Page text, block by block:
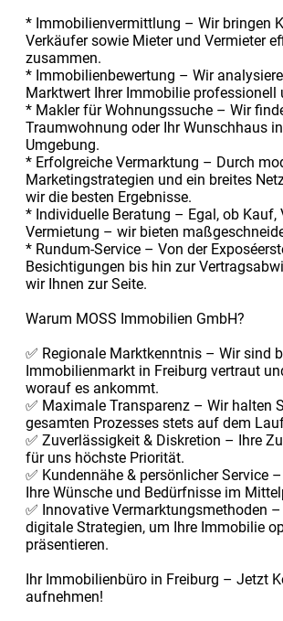
* Immobilienvermittlung – Wir bringen
Verkäufer sowie Mieter und Vermieter
zusammen.
* Immobilienbewertung – Wir
Marktwert Ihrer Immobilie professionell
* Makler für Wohnungssuche – Wir
Traumwohnung oder Ihr Wunschhaus
Umgebung.
* Erfolgreiche Vermarktung – Durch
Marketingstrategien und ein breites
wir die besten Ergebnisse.
* Individuelle Beratung – Egal, ob Kauf,
Vermietung – wir bieten
* Rundum-Service – Von der
Besichtigungen bis hin zur
wir Ihnen zur Seite.
Warum MOSS Immobilien GmbH?
✅ Regionale Marktkenntnis – Wir sind
Immobilienmarkt in Freiburg vertraut
worauf es ankommt.
✅ Maximale Transparenz – Wir halten
gesamten Prozesses stets auf dem
✅ Zuverlässigkeit & Diskretion – Ihre
für uns höchste Priorität.
✅ Kundennähe & persönlicher Service
Ihre Wünsche und Bedürfnisse im
✅ Innovative Vermarktungsmethoden
digitale Strategien, um Ihre Immobilie
präsentieren.
Ihr Immobilienbüro in Freiburg – Jetzt
aufnehmen!